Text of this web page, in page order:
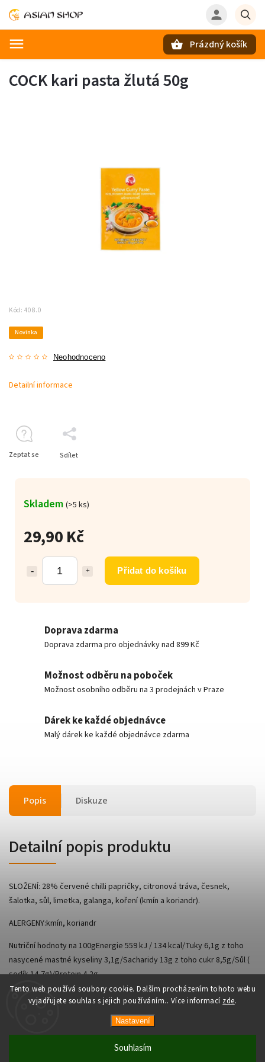
Tento web používá soubory cookie. Dalším procházením tohoto webu
vyjadřujete souhlas s jejich používáním.. Více informací zde.
Nastavení
Souhlasím
Prázdný košík
COCK kari pasta žlutá 50g
Kód: 408.0
Novinka
Neohodnoceno
29,90 Kč
Přidat do košíku
Skladem (>5 ks)
Detailní informace
Zeptat se Sdílet
Doprava zdarma
Doprava zdarma pro objednávky nad 899 Kč
Možnost odběru na poboček
Možnost osobního odběru na 3 prodejnách v Praze
Dárek ke každé objednávce
Malý dárek ke každé objednávce zdarma
Popis Diskuze
Detailní popis produktu
SLOŽENÍ: 28% červené chilli papričky, citronová tráva, česnek,
šalotka, sůl, limetka, galanga, koření (kmín a koriandr).
ALERGENY:kmín, koriandr
Nutriční hodnoty na 100gEnergie 559 kJ / 134 kcal/Tuky 6,1g z toho
nasycené mastné kyseliny 3,1g/Sacharidy 13g z toho cukr 8,5g/Sůl (
sodík 14,7g)/Protein 4,2g
AsianShop
VytvořilShoptet | Design